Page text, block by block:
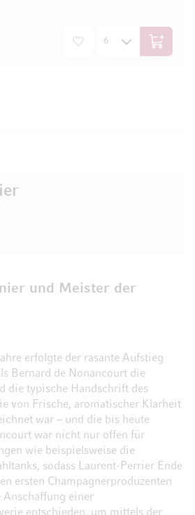
In den
und Meister der
erfolgte der rasante Aufstieg
Bernard de Nonancourt die
die typische Handschrift des
von Frische, aromatischer Klarheit
war – und die bis heute
war nicht nur offen für
wie beispielsweise die
sodass Laurent-Perrier Ende
ersten Champagnerproduzenten
Anschaffung einer